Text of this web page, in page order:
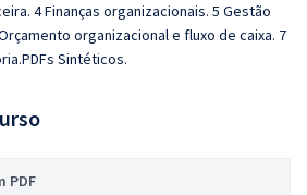
4 Finanças organizacionais. 5 Gestão
organizacional e fluxo de caixa. 7
Sintéticos.
PDF